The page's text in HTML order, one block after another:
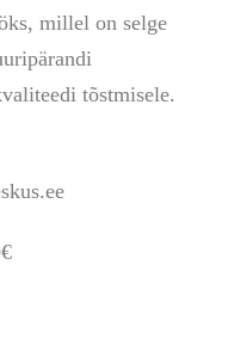
millel on selge
tõstmisele.